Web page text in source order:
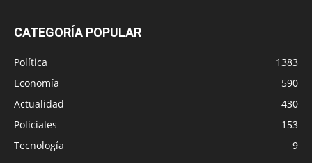
CATEGORÍA POPULAR
Política
1383
Economía
590
Actualidad
430
Policiales
153
Tecnología
9